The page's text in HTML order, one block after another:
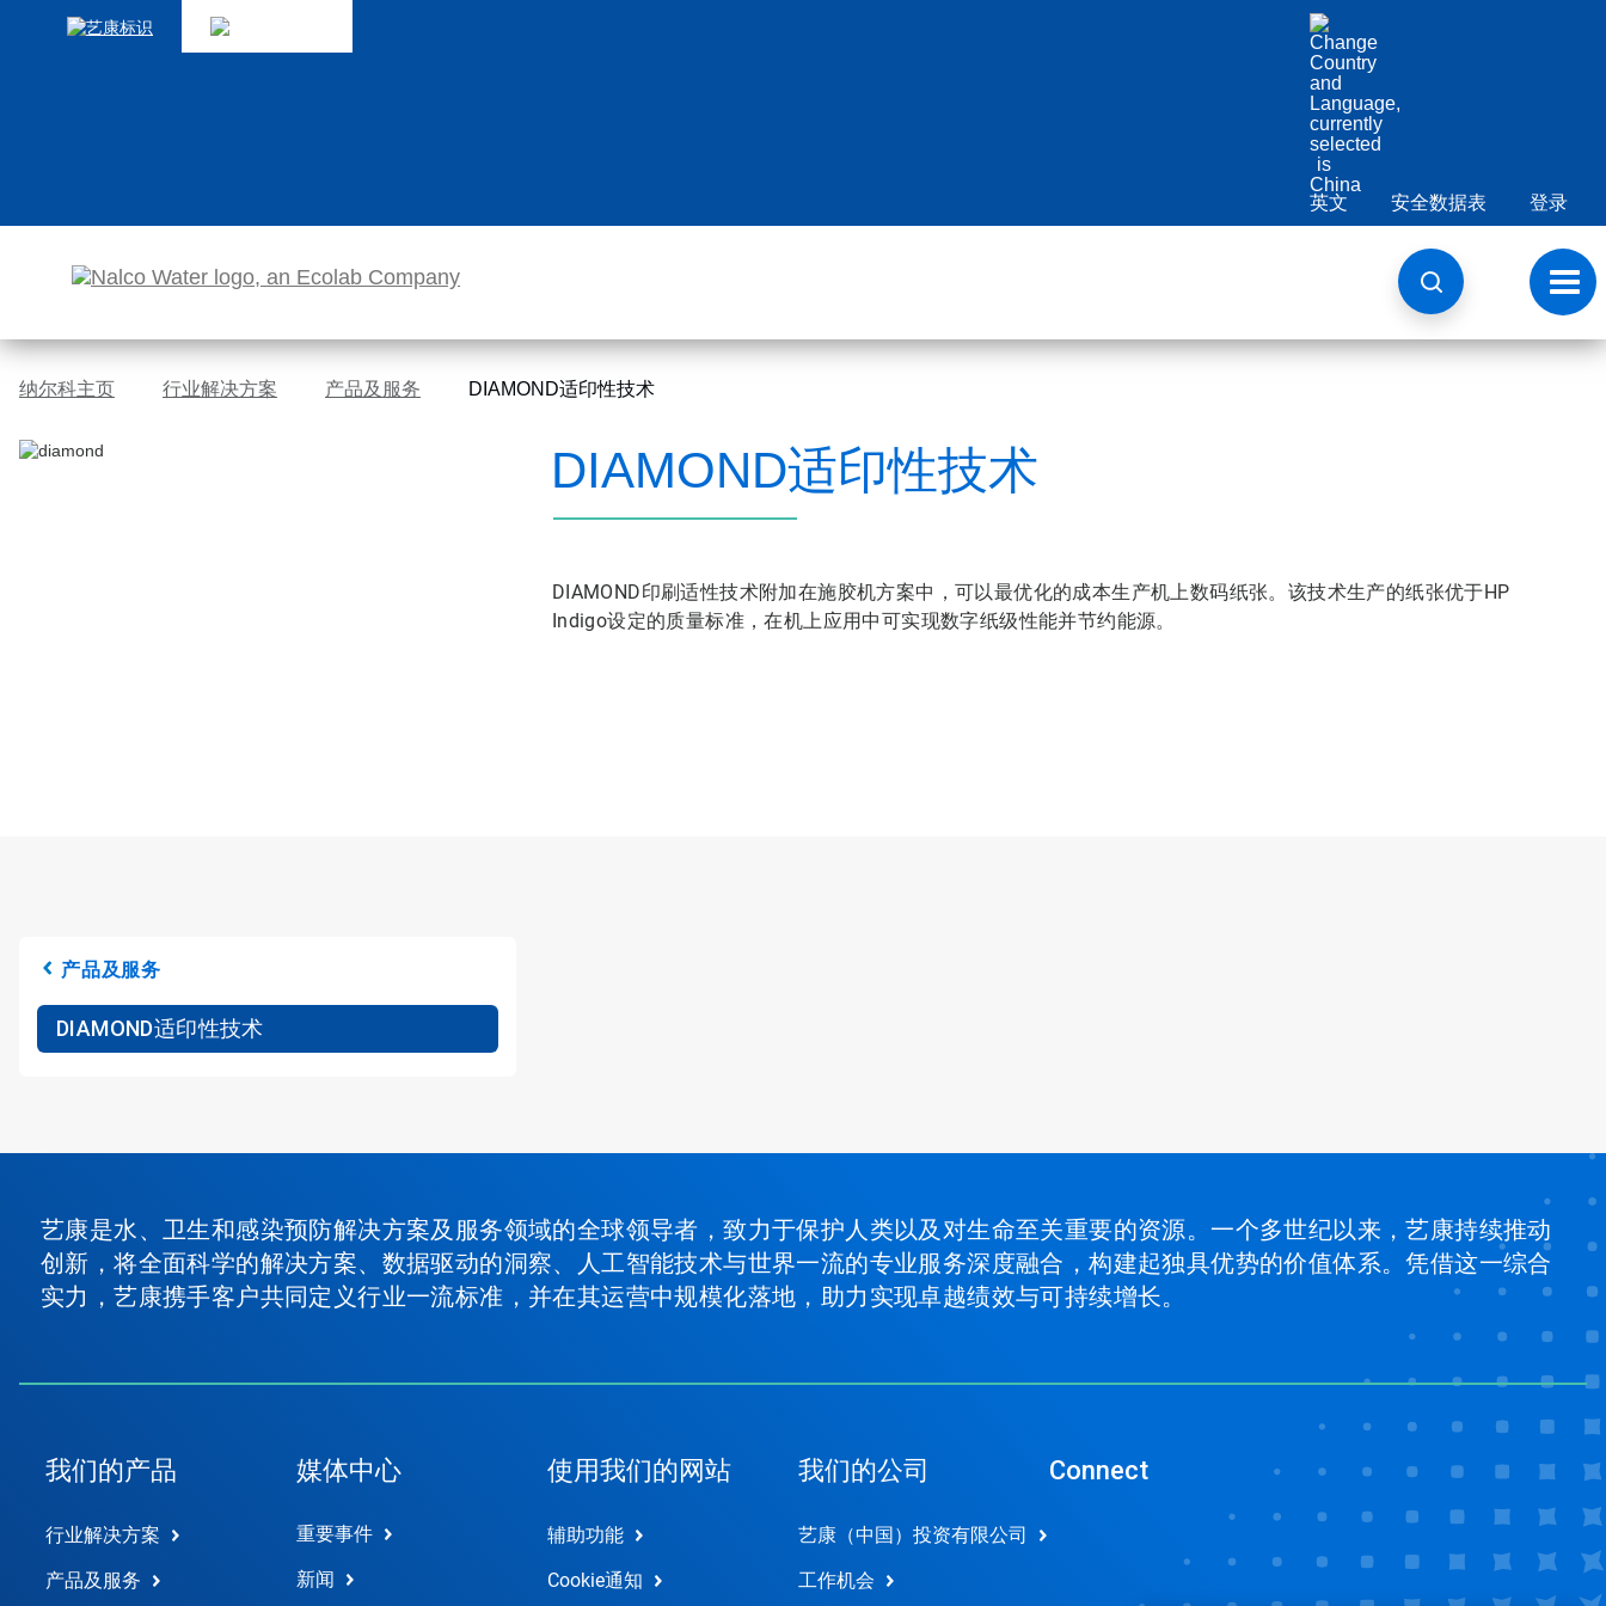
英文 安全数据表 登录
切
换
导
航
纳尔科主页 行业解决方案 产品及服务 DIAMOND适印性技术
DIAMOND适印性技术
DIAMOND印刷适性技术附加在施胶机方案中，可以最优化的成本生产机上数码纸张。该技术生产的纸张优于HP
Indigo设定的质量标准，在机上应用中可实现数字纸级性能并节约能源。
产品及服务
DIAMOND适印性技术
艺康是水、卫生和感染预防解决方案及服务领域的全球领导者，致力于保护人类以及对生命至关重要的资源。一个多世纪以来，艺康持续推动
创新，将全面科学的解决方案、数据驱动的洞察、人工智能技术与世界一流的专业服务深度融合，构建起独具优势的价值体系。凭借这一综合
实力，艺康携手客户共同定义行业一流标准，并在其运营中规模化落地，助力实现卓越绩效与可持续增长。
我们的产品
行业解决方案
产品及服务
媒体中心
重要事件
新闻
使用我们的网站
辅助功能
Cookie通知
我们的公司
艺康（中国）投资有限公司
工作机会
Connect